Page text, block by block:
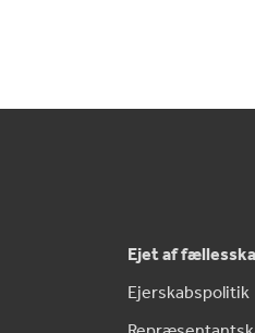
Ejet af
Ejerskabspolitik